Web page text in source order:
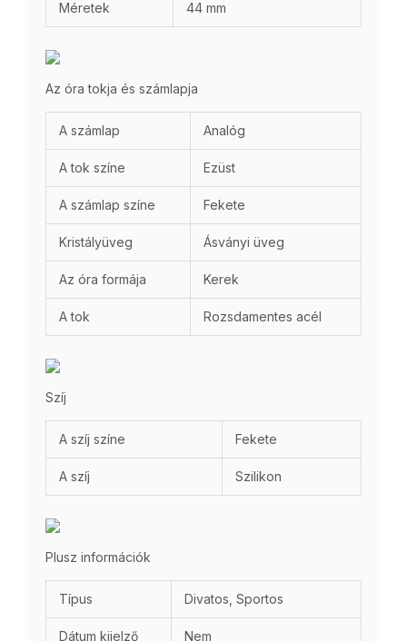
Méretek 44 mm
Az óra tokja és számlapja
A számlap Analóg
A tok színe Ezüst
A számlap színe Fekete
Kristályüveg Ásványi üveg
Az óra formája Kerek
A tok Rozsdamentes acél
Szíj
A szíj színe Fekete
A szíj Szilikon
Plusz információk
Típus Divatos, Sportos
Dátum kijelző Nem